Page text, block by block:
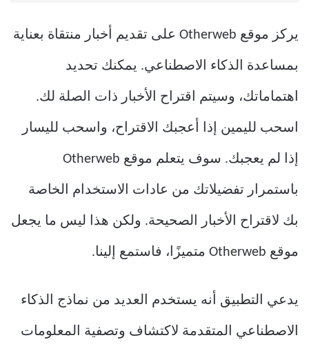
يركز موقع Otherweb على تقديم أخبار منتقاة بعناية
بمساعدة الذكاء الاصطناعي. يمكنك تحديد
اهتماماتك، وسيتم اقتراح الأخبار ذات الصلة لك.
اسحب لليمين إذا أعجبك الاقتراح، واسحب لليسار
إذا لم يعجبك. سوف يتعلم موقع Otherweb
باستمرار تفضيلاتك من عادات الاستخدام الخاصة
بك لاقتراح الأخبار الصحيحة. ولكن هذا ليس ما يجعل
موقع Otherweb متميزًا، فاستمع إلينا.
يدعي التطبيق أنه يستخدم العديد من نماذج الذكاء
الاصطناعي المتقدمة لاكتشاف وتصفية المعلومات